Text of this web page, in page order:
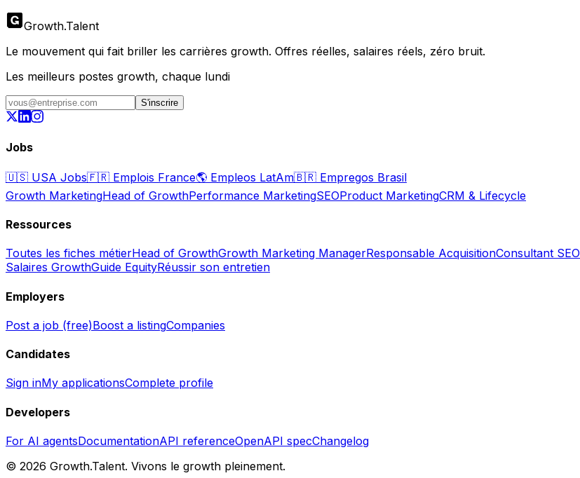
Growth.Talent
Le mouvement qui fait briller les carrières growth. Offres réelles, salaires réels, zéro bruit.
Les meilleurs postes growth, chaque lundi
S'inscrire
Jobs
🇺🇸 USA Jobs🇫🇷 Emplois France🌎 Empleos LatAm🇧🇷 Empregos Brasil
Growth MarketingHead of GrowthPerformance MarketingSEOProduct MarketingCRM & Lifecycle
Ressources
Toutes les fiches métierHead of GrowthGrowth Marketing ManagerResponsable AcquisitionConsultant SEO
Salaires GrowthGuide EquityRéussir son entretien
Employers
Post a job (free)Boost a listingCompanies
Candidates
Sign inMy applicationsComplete profile
Developers
For AI agentsDocumentationAPI referenceOpenAPI specChangelog
© 2026 Growth.Talent. Vivons le growth pleinement.